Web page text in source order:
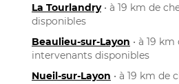
La Tourlandry• à 19 km de
disponibles
Beaulieu-sur-Layon • à 19
intervenants disponibles
Nueil-sur-Layon • à 19 km de